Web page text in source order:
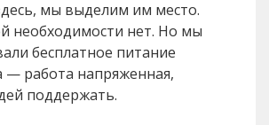
мы выделим им место.
необходимости нет. Но мы
бесплатное питание
— работа напряженная,
поддержать.